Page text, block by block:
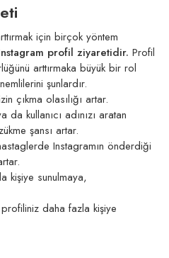
için birçok yöntem
profil ziyaretidir. Profil
arttırmaka büyük bir rol
şunlardır.
çıkma olasılığı artar.
da kullanıcı adınızı aratan
şansı artar.
Instagramın önderdiği
kişiye sunulmaya,
daha fazla kişiye